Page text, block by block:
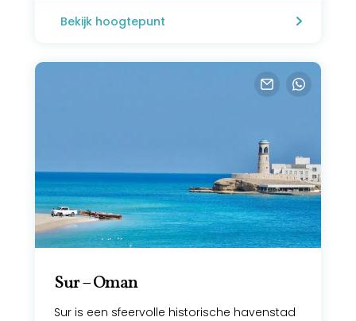
Bekijk hoogtepunt
Sur – Oman
Sur is een sfeervolle historische havenstad